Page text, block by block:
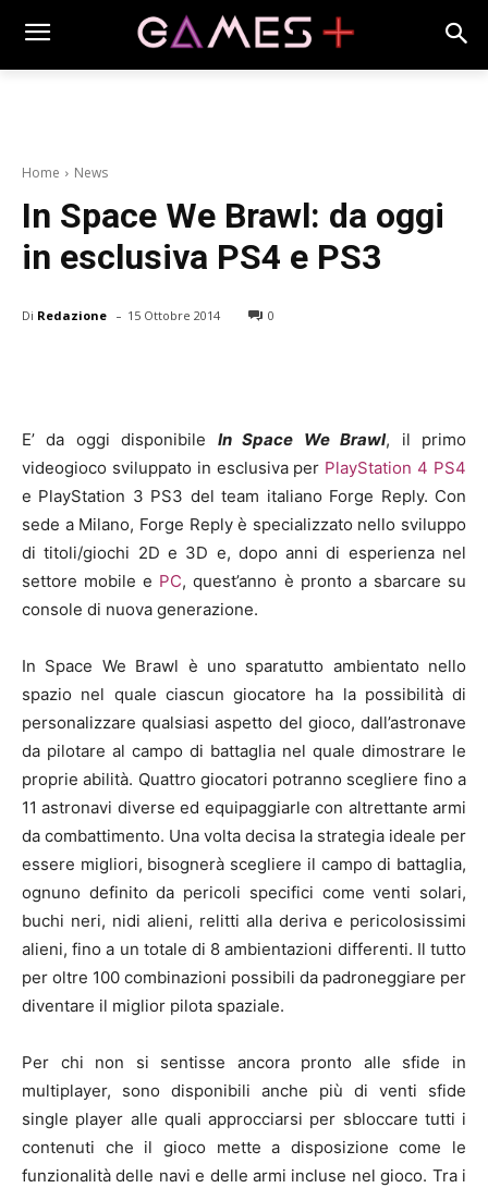
Home News
In Space We Brawl: da oggi
in esclusiva PS4 e PS3
Di Redazione - 15 Ottobre 2014 0
E’ da oggi disponibile In Space We Brawl, il primo
videogioco sviluppato in esclusiva per PlayStation 4 PS4
e PlayStation 3 PS3 del team italiano Forge Reply. Con
sede a Milano, Forge Reply è specializzato nello sviluppo
di titoli/giochi 2D e 3D e, dopo anni di esperienza nel
settore mobile e PC, quest’anno è pronto a sbarcare su
console di nuova generazione.
In Space We Brawl è uno sparatutto ambientato nello
spazio nel quale ciascun giocatore ha la possibilità di
personalizzare qualsiasi aspetto del gioco, dall’astronave
da pilotare al campo di battaglia nel quale dimostrare le
proprie abilità. Quattro giocatori potranno scegliere fino a
11 astronavi diverse ed equipaggiarle con altrettante armi
da combattimento. Una volta decisa la strategia ideale per
essere migliori, bisognerà scegliere il campo di battaglia,
ognuno definito da pericoli specifici come venti solari,
buchi neri, nidi alieni, relitti alla deriva e pericolosissimi
alieni, fino a un totale di 8 ambientazioni differenti. Il tutto
per oltre 100 combinazioni possibili da padroneggiare per
diventare il miglior pilota spaziale.
Per chi non si sentisse ancora pronto alle sfide in
multiplayer, sono disponibili anche più di venti sfide
single player alle quali approcciarsi per sbloccare tutti i
contenuti che il gioco mette a disposizione come le
funzionalità delle navi e delle armi incluse nel gioco. Tra i